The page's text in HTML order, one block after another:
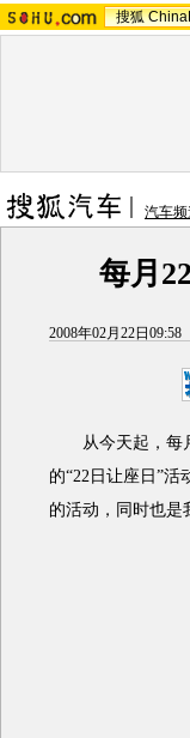
搜狐
汽车频
每月
2008年02月22日09:58
从今天起，每月
的“22日让座日”
的活动，同时也是